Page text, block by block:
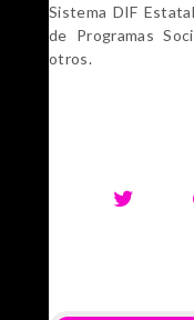
Sistema DIF
de Programas
otros.